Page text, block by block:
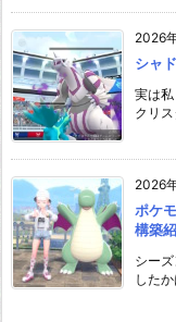
2026
シャ
実は
クリ
2026
ポケ
構築
シー
した